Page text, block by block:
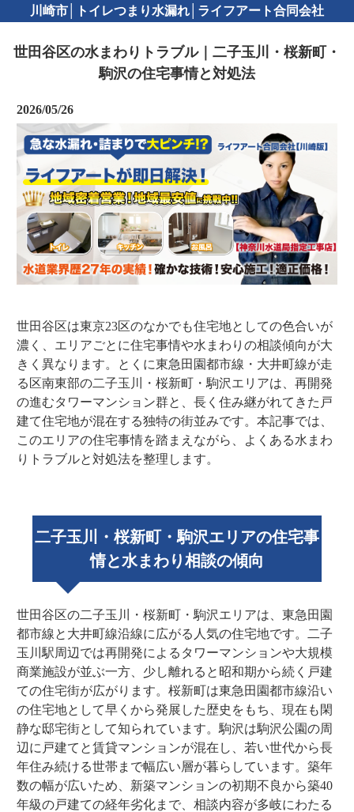
川崎市│トイレつまり水漏れ│ライフアート合同会社
世田谷区の水まわりトラブル｜二子玉川・桜新町・
駒沢の住宅事情と対処法
2026/05/26
世田谷区は東京23区のなかでも住宅地としての色合いが
濃く、エリアごとに住宅事情や水まわりの相談傾向が大
きく異なります。とくに東急田園都市線・大井町線が走
る区南東部の二子玉川・桜新町・駒沢エリアは、再開発
の進むタワーマンション群と、長く住み継がれてきた戸
建て住宅地が混在する独特の街並みです。本記事では、
このエリアの住宅事情を踏まえながら、よくある水まわ
りトラブルと対処法を整理します。
二子玉川・桜新町・駒沢エリアの住宅事
情と水まわり相談の傾向
世田谷区の二子玉川・桜新町・駒沢エリアは、東急田園
都市線と大井町線沿線に広がる人気の住宅地です。二子
玉川駅周辺では再開発によるタワーマンションや大規模
商業施設が並ぶ一方、少し離れると昭和期から続く戸建
ての住宅街が広がります。桜新町は東急田園都市線沿い
の住宅地として早くから発展した歴史をもち、現在も閑
静な邸宅街として知られています。駒沢は駒沢公園の周
辺に戸建てと賃貸マンションが混在し、若い世代から長
年住み続ける世帯まで幅広い層が暮らしています。築年
数の幅が広いため、新築マンションの初期不良から築40
年級の戸建ての経年劣化まで、相談内容が多岐にわたる